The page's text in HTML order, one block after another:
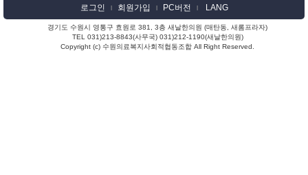
로그인 l 회원가입 l PC버전 l LANG
경기도 수원시 영통구 효원로 381, 3층 새날한의원 (매탄동, 새롬프라자)
TEL 031)213-8843(사무국) 031)212-1190(새날한의원)
Copyright (c) 수원의료복지사회적협동조합 All Right Reserved.